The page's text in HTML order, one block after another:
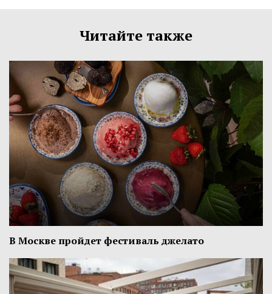
Читайте также
В Москве пройдет фестиваль джелато